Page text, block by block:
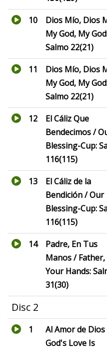
10
Dios Mío, Dios
My God, My
Salmo 22(21)
11
Dios Mío, Dios
My God, My
Salmo 22(21)
12
El Cáliz Que
Bendecimos /
Blessing-Cup:
116(115)
13
El Cáliz de la
Bendición / Our
Blessing-Cup:
116(115)
14
Padre, En Tus
Manos /
Your Hands:
31(30)
Disc 2
1
Al Amor de
God's Love Is